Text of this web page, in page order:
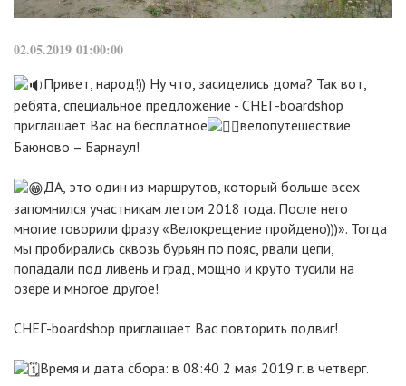
02.05.2019 01:00:00
Привет, народ!)) Ну что, засиделись дома? Так вот,
ребята, специальное предложение - СНЕГ-boardshop
приглашает Вас на бесплатное
велопутешествие
Баюново – Барнаул!
ДА, это один из маршрутов, который больше всех
запомнился участникам летом 2018 года. После него
многие говорили фразу «Велокрещение пройдено)))». Тогда
мы пробирались сквозь бурьян по пояс, рвали цепи,
попадали под ливень и град, мощно и круто тусили на
озере и многое другое!
СНЕГ-boardshop приглашает Вас повторить подвиг!
Время и дата сбора: в 08:40 2 мая 2019 г. в четверг.